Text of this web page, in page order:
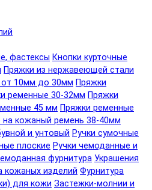
фастексы Кнопки курточные
Пряжки из нержавеющей стали
от 10мм до 30мм Пряжки
ременные 30-32мм Пряжки
45 мм Пряжки ременные
на кожаный ремень 38-40мм
и унтовый Ручки сумочные
плоские Ручки чемоданные и
фурнитура Украшения
кожаных изделий Фурнитура
для кожи Застежки-молнии и